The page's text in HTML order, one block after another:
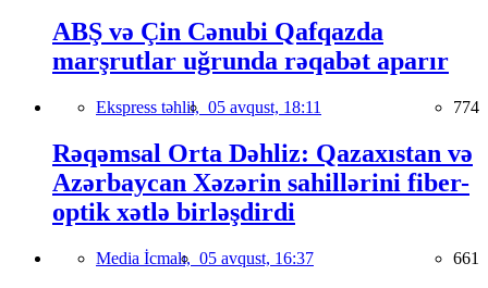
ABŞ və Çin Cənubi Qafqazda
marşrutlar uğrunda rəqabət aparır
Ekspress təhlil, 05 avqust, 18:11 774
Rəqəmsal Orta Dəhliz: Qazaxıstan və
Azərbaycan Xəzərin sahillərini fiber-
optik xətlə birləşdirdi
Media İcmalı, 05 avqust, 16:37 661